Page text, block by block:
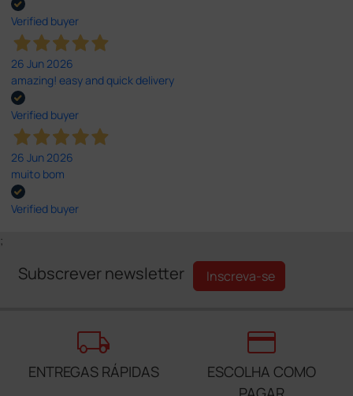
Verified buyer
26 Jun 2026
amazing! easy and quick delivery
Verified buyer
26 Jun 2026
muito bom
Verified buyer
;
Subscrever newsletter Inscreva-se
local_shipping
ENTREGAS RÁPIDAS
credit_card
ESCOLHA COMO